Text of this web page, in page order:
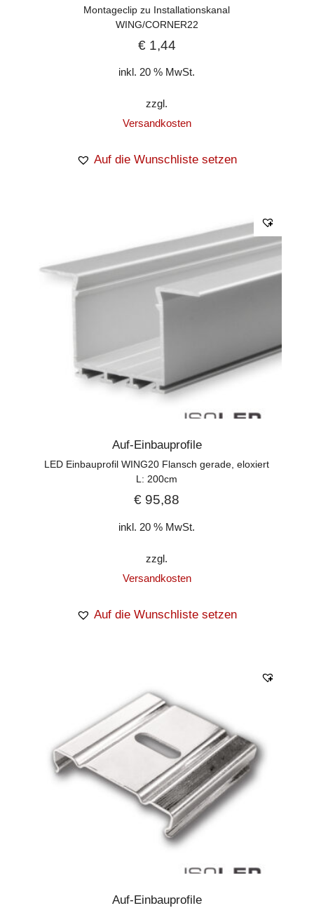
Montageclip zu Installationskanal
WING/CORNER22
€1,44
inkl. 20 % MwSt.
zzgl.
Versandkosten
Auf die Wunschliste setzen
Auf-Einbauprofile
LED Einbauprofil WING20 Flansch gerade, eloxiert
L: 200cm
€ 95,88
inkl. 20 % MwSt.
zzgl.
Versandkosten
Auf die Wunschliste setzen
Auf-Einbauprofile